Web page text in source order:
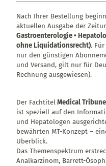
Nach Ihrer Bestellung
aktuellen Ausgabe der
Gastroenterologie •
ohne Liquidationsrecht).
nur den günstigen
und Versand, gilt nur für
Rechnung ausgewiesen).
Der FachtitelMedical
ist speziell auf den
und Hepatologen
bewährten MT-Konzept –
Überblick.
Das Themenspektrum
Analkarzinom, Barrett-